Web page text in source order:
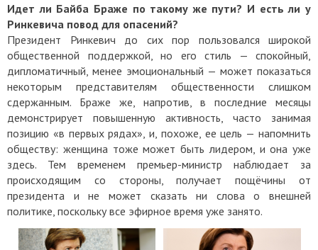
Идет ли Байба Браже по такому же пути? И есть ли у
Ринкевича повод для опасений?
Президент Ринкевич до сих пор пользовался широкой
общественной поддержкой, но его стиль — спокойный,
дипломатичный, менее эмоциональный — может показаться
некоторым представителям общественности слишком
сдержанным. Браже же, напротив, в последние месяцы
демонстрирует повышенную активность, часто занимая
позицию «в первых рядах», и, похоже, ее цель — напомнить
обществу: женщина тоже может быть лидером, и она уже
здесь. Тем временем премьер-министр наблюдает за
происходящим со стороны, получает пощёчины от
президента и не может сказать ни слова о внешней
политике, поскольку все эфирное время уже занято.